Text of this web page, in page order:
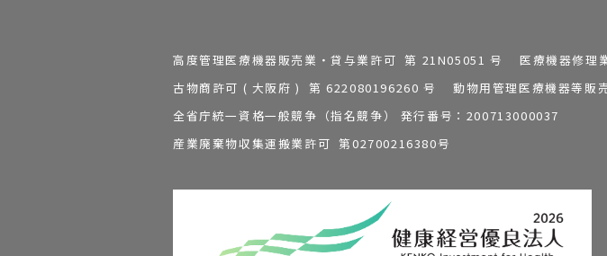
高度管理医療機器販売業・貸与業許可 第 21N05051 号 医療機器修理
古物商許可 ( 大阪府 ) 第 622080196260 号 動物用管理医療機器等販
全省庁統一資格一般競争（指名競争） 発行番号：200713000037
産業廃棄物収集運搬業許可 第02700216380号